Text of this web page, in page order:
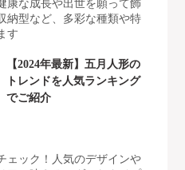
康な成長や出世を願って飾
納型など、多彩な種類や特
す
【2024年最新】五月人形の
トレンドを人気ランキング
でご紹介
ェック！人気のデザインや